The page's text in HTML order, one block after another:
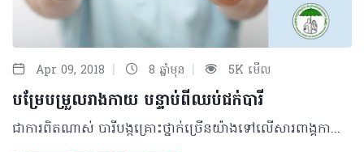
Apr 09, 2018 | 8 ឆ្នាំមុន | 5K មើល
បម្រែបម្រួលរាងកាយ បន្ទាប់ពីឈប់ជក់បារី
ជាការពិតណាស់ បារីបង្កគ្រោះថ្នាក់ច្រើនយ៉ាងទៅលើសារពាង្គកាយរបស់អ្នក តែវាអាចមានឱកាសប្រសើរទ្បើងវិញប្រសិនបើអ្នកឈប់ជក់។ មនុស្សមួយចំនួនគិតថា ការជួសជុលកោសិកាទ្បើងវិញបន្ទាប់ពីឈប់ជក់បារី ត្រូវចំណាយពេលវេលាយូរ តែផ្ទុយទៅវិញ អ្នកនឹងទទួលបានសុខភាពល្អប្រសើរ បន្ទាប់ពីអ្នកផ្តាច់បារីបាន១០០%។ ក្នុងរយៈពេល២-៣ម៉ោងក្រោយពីឈប់ជក់៖ ជាតិនីកូទីន ចេញពីប្រព័ន្ធឈាមរត់ ហើយប្រហែល២ថ្ងៃនីកូទីនត្រូវបញ្ចេញចោលអស់ពីសារពាង្គកាយ។ ក្នុងរយៈពេល៦ម៉ោង៖ •កាបូនម៉ូណូអុកស៊ីតក្នុងឈាមថយចុះ •អុកស៊ីសែនក្នុងឈាមកើនទ្បើង •ល្បឿននៃចង្វាក់បេះដូងត្រឡប់ទៅធម្មតាវិញ •សម្ពាធឈាមចុះមកធម្មតា •សីតុណ្ហភាពនៅតាមដៃ ជើង ត្រឡប់មកធម្មតាវិញ។ ក្នុងរយៈពេល១២ម៉ោង៖ •គ្រោះថ្នាក់នៃជំងឺបេះដូងចុះថយ •មុខងាររបស់សួតមានចលនាប្រសើរទ្បើងវិញ។ ក្នុងរយៈពេល៣-៥ថ្ងៃ៖ •ដឹងរសជាតិ ដឹងក្លិនប្រសើរជាងមុន •រោគសញ្ញាញៀនបាត់អស់ •ក្អកបញ្ចេញស្លេស្មពីសួត ។ ក្នុងរយៈពេល១ខែ៖ •រោមតូចៗក្នុងសួតមានចលនាទ្បើងវិញ •មុខងារសួត និងចរន្តឈាមមានចលនាប្រសើរទ្បើងវិញ។ ក្នុងរយៈពេល៣ខែ៖ •ការក្អក និងការរលាក ថយចុះ •មានកម្លាំងធម្មតាវិញ។ ក្នុងរយៈពេល៣ឆ្នាំ៖ គ្រោះថ្នាក់នៃជំងឺបេះដូងមានតិចបំផុត។ ក្នុងរយៈពេល១៥ឆ្នាំ៖ ជំងឺទាំងទ្បាយដែលបណ្តាលមកពីការជក់បារី បានថយចុះមកនៅយ៉ាងទាបបំផុតប្រហែលអ្នកមិនជក់បារីដែរ លើកលែងជំងឺមហារីក។ បកស្រាយដោយ ៖​ វេជ្ជបណ្ឌិត ឡាក់ ឡេង នាយករងនៃមជ្ឈមណ្ឌលជាតិលើកកំពស់សុខភាព ©2018 រក្សាសិទ្ធិគ្រប់យ៉ាង​ដោយ Healthtime Corporation ចំពោះគ្រប់អត្ថបទដោយគ្មានផ្នែកណាមួយត្រូវបោះពុម្ពផ្សាយចូល ប្រព័ន្ធអ៊ីនធឺណែតឧបករណ៍អេឡិចត្រូនិកអាត់ជាសំឡេងឬថតចំលងគ្រប់រូបភាពដោយគ្មានការអនុញ្ញាតឡើយ